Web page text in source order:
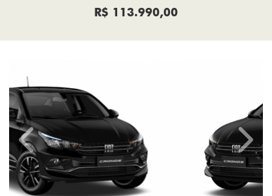
R$ 113.990,00
Previous Next